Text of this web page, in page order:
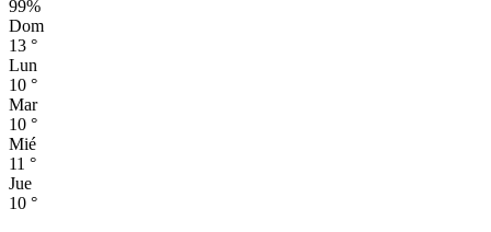
99%
Dom
13 °
Lun
10 °
Mar
10 °
Mié
11 °
Jue
10 °